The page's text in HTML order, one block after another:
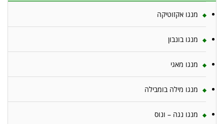
מנגו אקזוטיקה
מנגו בונבון
מנגו מאגי
מנגו מילה בומבילה
מנגו נגה – ונוס